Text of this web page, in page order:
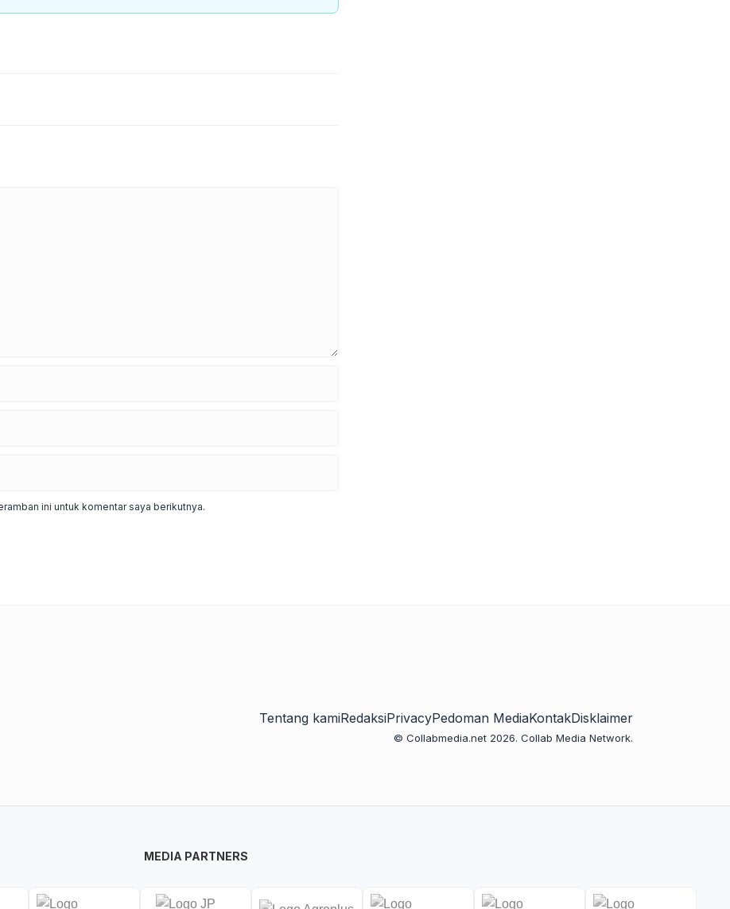
ini untuk komentar saya berikutnya.
Tentang kamiRedaksiPrivacyPedoman MediaKontakDisklaimer
© Collabmedia.net 2026. Collab Media Network.
MEDIA PARTNERS